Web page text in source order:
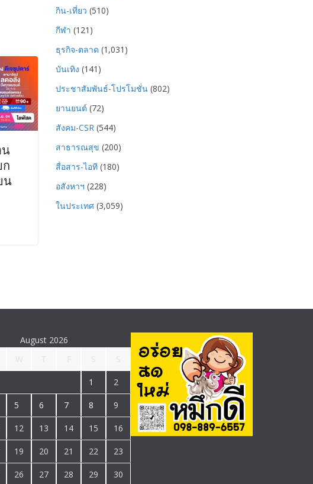
น
ก
น
กิน-เที่ยว (510)
กีฬา (121)
ธุรกิจ-ตลาด (1,031)
บันเทิง (141)
ประชาสัมพันธ์-โปรโมชั่น (802)
ยานยนต์ (72)
สังคม-CSR (544)
สาธารณสุข (200)
สื่อสาร-ไอที (180)
อสังหาฯ (228)
ในประเทศ (3,059)
August 2026
1 2
5 6 7 8 9
12 13 14 15 16
19 20 21 22 23
26 27 28 29 30